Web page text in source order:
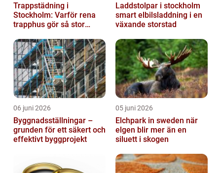
Trappstädning i
Stockholm: Varför rena
trapphus gör så stor
Laddstolpar i stockholm
smart elbilsladdning i en
växande storstad
06 juni 2026
Byggnadsställningar –
grunden för ett säkert och
effektivt byggprojekt
05 juni 2026
Elchpark in sweden när
elgen blir mer än en
siluett i skogen